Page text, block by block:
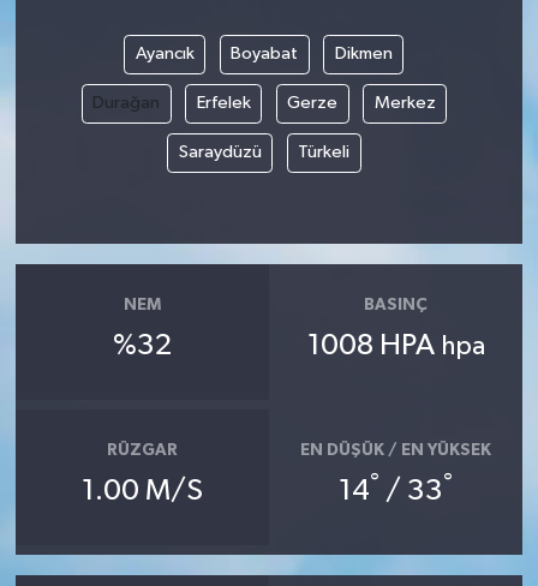
Ayancık Boyabat Dikmen
Durağan Erfelek Gerze Merkez
Saraydüzü Türkeli
NEM
%32
BASINÇ
1008 HPA hpa
RÜZGAR
1.00 M/S
EN DÜŞÜK / EN YÜKSEK
14° / 33°
Video